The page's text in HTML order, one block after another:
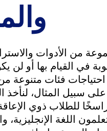
من الأدوات
القيام بها أو لن
احتياجات فئات
على سبيل المثال، لنأخذ
للطلاب ذوي
اللغة الإنجليزية،